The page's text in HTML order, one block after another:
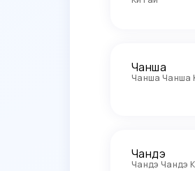
Чанша
Чанша Чанша
Чандэ
Чандэ Чандэ